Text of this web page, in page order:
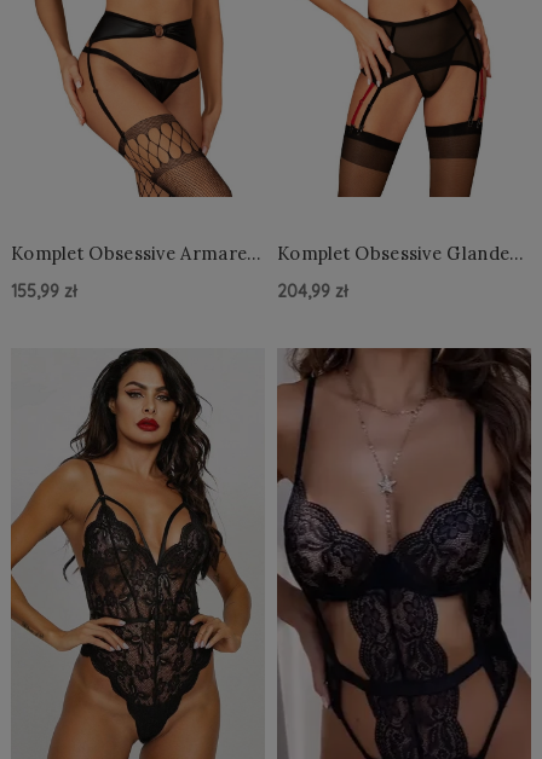
Komplet Obsessive Armares
155,99 zł
Do Koszyka »
Komplet Obsessive Glandez
204,99 zł
Do Koszyka »